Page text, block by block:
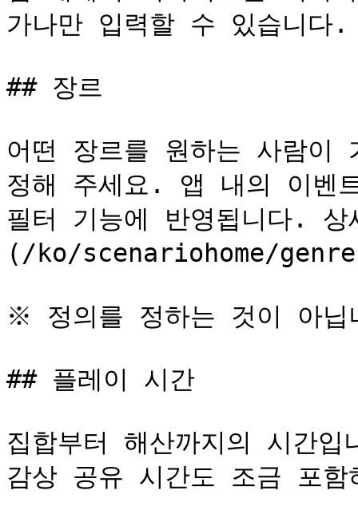
가나만 입력할 수 있습니다.
## 장르
어떤 장르를 원하는 사람이
정해 주세요. 앱 내의 이벤
필터 기능에 반영됩니다.
(/ko/scenariohome/
※ 정의를 정하는 것이 아닙
## 플레이 시간
집합부터 해산까지의 시간
감상 공유 시간도 조금 포